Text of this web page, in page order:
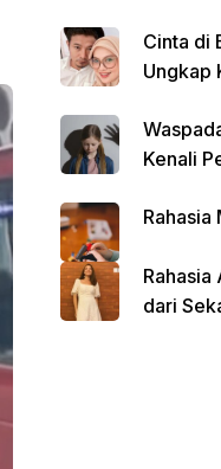
Cinta di
Ungkap
Kenali
Rahasia
dari